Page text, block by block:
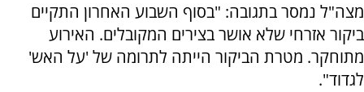
מצה"ל נמסר בתגובה: "בסוף השבוע האחרון התקיים
ביקור אזרחי שלא אושר בצירים המקובלים. האירוע
מתוחקר. מטרת הביקור הייתה לתרומה של 'על האש'
לגדוד".